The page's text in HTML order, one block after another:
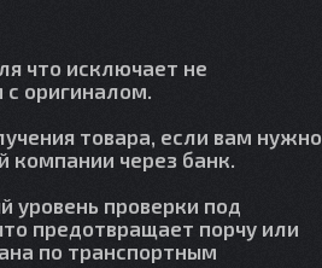
что исключает не
с оригиналом.
товара, если вам нужно
компании через банк.
уровень проверки под
предотвращает порчу или
по транспортным